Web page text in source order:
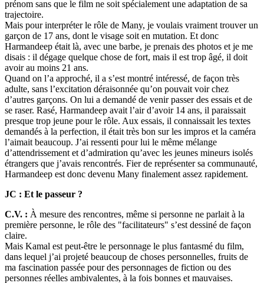
prénom sans que le film ne soit spécialement une adaptation de sa
trajectoire.
Mais pour interpréter le rôle de Many, je voulais vraiment trouver un
garçon de 17 ans, dont le visage soit en mutation. Et donc
Harmandeep était là, avec une barbe, je prenais des photos et je me
disais : il dégage quelque chose de fort, mais il est trop âgé, il doit
avoir au moins 21 ans.
Quand on l’a approché, il a s’est montré intéressé, de façon très
adulte, sans l’excitation déraisonnée qu’on pouvait voir chez
d’autres garçons. On lui a demandé de venir passer des essais et de
se raser. Rasé, Harmandeep avait l’air d’avoir 14 ans, il paraissait
presque trop jeune pour le rôle. Aux essais, il connaissait les textes
demandés à la perfection, il était très bon sur les impros et la caméra
l’aimait beaucoup. J’ai ressenti pour lui le même mélange
d’attendrissement et d’admiration qu’avec les jeunes mineurs isolés
étrangers que j’avais rencontrés. Fier de représenter sa communauté,
Harmandeep est donc devenu Many finalement assez rapidement.
JC : Et le passeur ?
C.V. : À mesure des rencontres, même si personne ne parlait à la
première personne, le rôle des "facilitateurs" s’est dessiné de façon
claire.
Mais Kamal est peut-être le personnage le plus fantasmé du film,
dans lequel j’ai projeté beaucoup de choses personnelles, fruits de
ma fascination passée pour des personnages de fiction ou des
personnes réelles ambivalentes, à la fois bonnes et mauvaises.